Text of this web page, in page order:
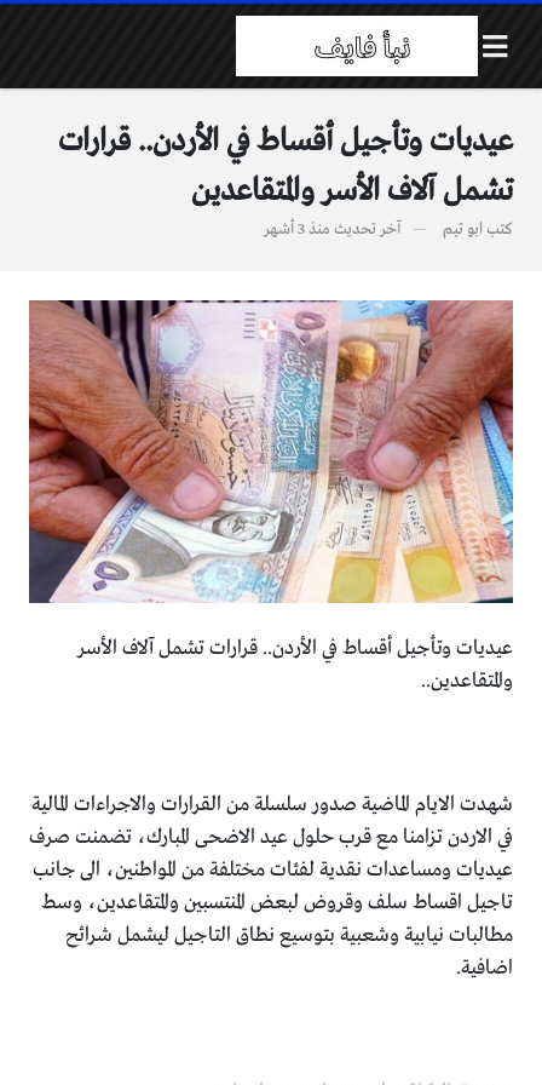
عيديات وتأجيل أقساط في الأردن.. قرارات
تشمل آلاف الأسر والمتقاعدين
كتب ابو تيم آخر تحديث منذ 3 أشهر
عيديات وتأجيل أقساط في الأردن.. قرارات تشمل آلاف الأسر
والمتقاعدين..
شهدت الايام الماضية صدور سلسلة من القرارات والاجراءات المالية
في الاردن تزامنا مع قرب حلول عيد الاضحى المبارك، تضمنت صرف
عيديات ومساعدات نقدية لفئات مختلفة من المواطنين، الى جانب
تاجيل اقساط سلف وقروض لبعض المنتسبين والمتقاعدين، وسط
مطالبات نيابية وشعبية بتوسيع نطاق التاجيل ليشمل شرائح
اضافية.